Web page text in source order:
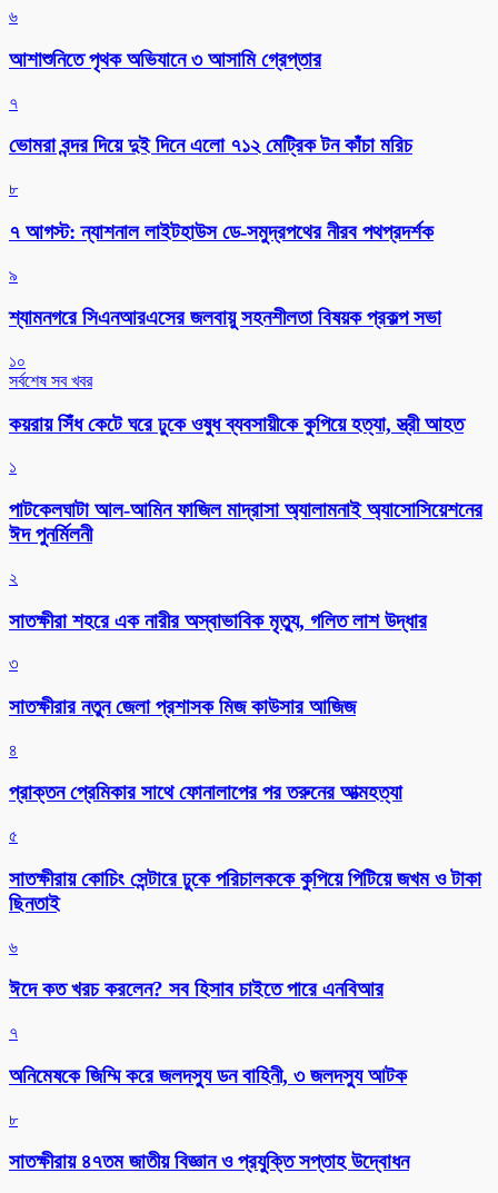
৬
আশাশুনিতে পৃথক অভিযানে ৩ আসামি গ্রেপ্তার
৭
ভোমরা বন্দর দিয়ে দুই দিনে এলো ৭১২ মেট্রিক টন কাঁচা মরিচ
৮
৭ আগস্ট: ন্যাশনাল লাইটহাউস ডে-সমুদ্রপথের নীরব পথপ্রদর্শক
৯
শ্যামনগরে সিএনআরএসের জলবায়ু সহনশীলতা বিষয়ক প্রকল্প সভা
১০
সর্বশেষ সব খবর
কয়রায় সিঁধ কেটে ঘরে ঢুকে ওষুধ ব্যবসায়ীকে কুপিয়ে হত্যা, স্ত্রী আহত
১
পাটকেলঘাটা আল-আমিন ফাজিল মাদ্রাসা অ্যালামনাই অ্যাসোসিয়েশনের
ঈদ পুনর্মিলনী
২
সাতক্ষীরা শহরে এক নারীর অস্বাভাবিক মৃত্যু, গলিত লাশ উদ্ধার
৩
সাতক্ষীরার নতুন জেলা প্রশাসক মিজ কাউসার আজিজ
৪
প্রাক্তন প্রেমিকার সাথে ফোনালাপের পর তরুনের আত্মহত্যা
৫
সাতক্ষীরায় কোচিং সেন্টারে ঢুকে পরিচালককে কুপিয়ে পিটিয়ে জখম ও টাকা
ছিনতাই
৬
ঈদে কত খরচ করলেন? সব হিসাব চাইতে পারে এনবিআর
৭
অনিমেষকে জিম্মি করে জলদস্যু ডন বাহিনী, ৩ জলদস্যু আটক
৮
সাতক্ষীরায় ৪৭তম জাতীয় বিজ্ঞান ও প্রযুক্তি সপ্তাহ উদ্বোধন